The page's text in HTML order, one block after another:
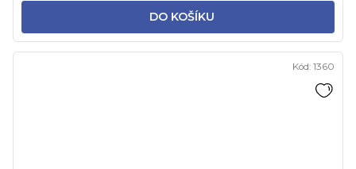
DO KOŠÍKU
Kód: 1360